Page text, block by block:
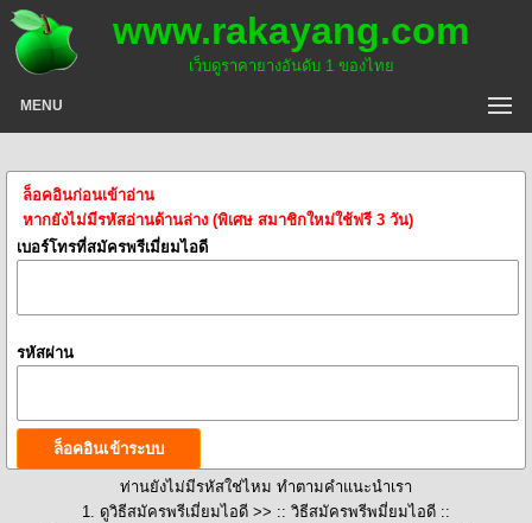
www.rakayang.com
เว็บดูราคายางอันดับ 1 ของไทย
MENU
ล็อคอินก่อนเข้าอ่าน
หากยังไม่มีรหัสอ่านด้านล่าง (พิเศษ สมาชิกใหม่ใช้ฟรี 3 วัน)
เบอร์โทรที่สมัครพรีเมี่ยมไอดี
รหัสผ่าน
ท่านยังไม่มีรหัสใช่ไหม ทำตามคำแนะนำเรา
1. ดูวิธีสมัครพรีเมี่ยมไอดี >> :: วิธีสมัครพรีพมี่ยมไอดี ::